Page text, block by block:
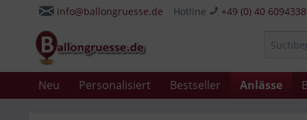
info@ballongruesse.de Hotline +49 (0) 40
Neu Personalisiert Bestseller Anlässe